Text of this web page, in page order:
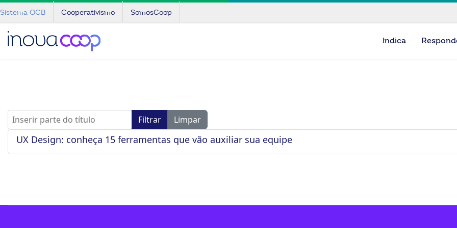
Sistema OCB Cooperativismo SomosCoop
Indica
Inserir parte do título Filtrar Limpar
UX Design: conheça 15 ferramentas que vão auxiliar sua equipe